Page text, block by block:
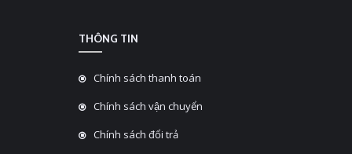
THÔNG TIN
Chính sách thanh toán
Chính sách vận chuyển
Chính sách đổi trả